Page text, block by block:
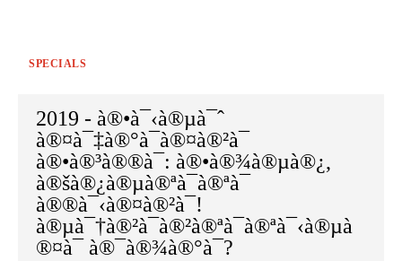
SPECIALS
2019 - à®•à¯‹à®µà¯ˆ
à®¤à¯‡à®°à¯à®¤à®²à¯
à®•à®³à®®à¯: à®•à®¾à®µà®¿,
à®šà®¿à®µà®ªà¯à®ªà¯
à®®à¯‹à®¤à®²à¯!
à®µà¯†à®²à¯à®²à®ªà¯à®ªà¯‹à®µà
®¤à¯ à®¯à®¾à®°à¯?